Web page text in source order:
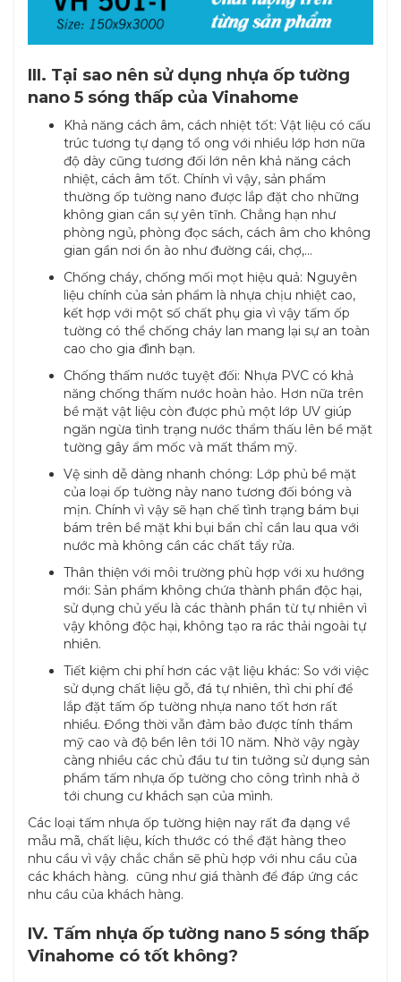
III. Tại sao nên sử dụng nhựa ốp tường
nano 5 sóng thấp của Vinahome
Khả năng cách âm, cách nhiệt tốt: Vật liệu có cấu
trúc tương tự dạng tổ ong với nhiều lớp hơn nữa
độ dày cũng tương đối lớn nên khả năng cách
nhiệt, cách âm tốt. Chính vì vậy, sản phẩm
thường ốp tường nano được lắp đặt cho những
không gian cần sự yên tĩnh. Chẳng hạn như
phòng ngủ, phòng đọc sách, cách âm cho không
gian gần nơi ồn ào như đường cái, chợ,...
Chống cháy, chống mối mọt hiệu quả: Nguyên
liệu chính của sản phẩm là nhựa chịu nhiệt cao,
kết hợp với một số chất phụ gia vì vậy tấm ốp
tường có thể chống cháy lan mang lại sự an toàn
cao cho gia đình bạn.
Chống thấm nước tuyệt đối: Nhựa PVC có khả
năng chống thấm nước hoàn hảo. Hơn nữa trên
bề mặt vật liệu còn được phủ một lớp UV giúp
ngăn ngừa tình trạng nước thẩm thấu lên bề mặt
tường gây ẩm mốc và mất thẩm mỹ.
Vệ sinh dễ dàng nhanh chóng: Lớp phủ bề mặt
của loại ốp tường này nano tương đối bóng và
mịn. Chính vì vậy sẽ hạn chế tình trạng bám bụi
bám trên bề mặt khi bụi bẩn chỉ cần lau qua với
nước mà không cần các chất tẩy rửa.
Thân thiện với môi trường phù hợp với xu hướng
mới: Sản phẩm không chứa thành phần độc hại,
sử dụng chủ yếu là các thành phần từ tự nhiên vì
vậy không độc hại, không tạo ra rác thải ngoài tự
nhiên.
Tiết kiệm chi phí hơn các vật liệu khác: So với việc
sử dụng chất liệu gỗ, đá tự nhiên, thì chi phí để
lắp đặt tấm ốp tường nhựa nano tốt hơn rất
nhiều. Đồng thời vẫn đảm bảo được tính thẩm
mỹ cao và độ bền lên tới 10 năm. Nhờ vậy ngày
càng nhiều các chủ đầu tư tin tưởng sử dụng sản
phẩm tấm nhựa ốp tường cho công trình nhà ở
tới chung cư khách sạn của mình.
Các loại tấm nhựa ốp tường hiện nay rất đa dạng về
mẫu mã, chất liệu, kích thước có thể đặt hàng theo
nhu cầu vì vậy chắc chắn sẽ phù hợp với nhu cầu của
các khách hàng. cũng như giá thành để đáp ứng các
nhu cầu của khách hàng.
IV. Tấm nhựa ốp tường nano 5 sóng thấp
Vinahome có tốt không?